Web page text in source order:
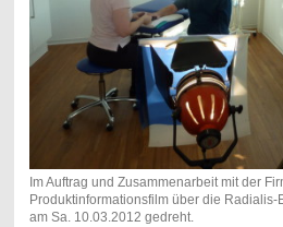
Im Auftrag und Zusammenarbeit mit der
Produktinformationsfilm über die Radialis-
am Sa. 10.03.2012 gedreht.